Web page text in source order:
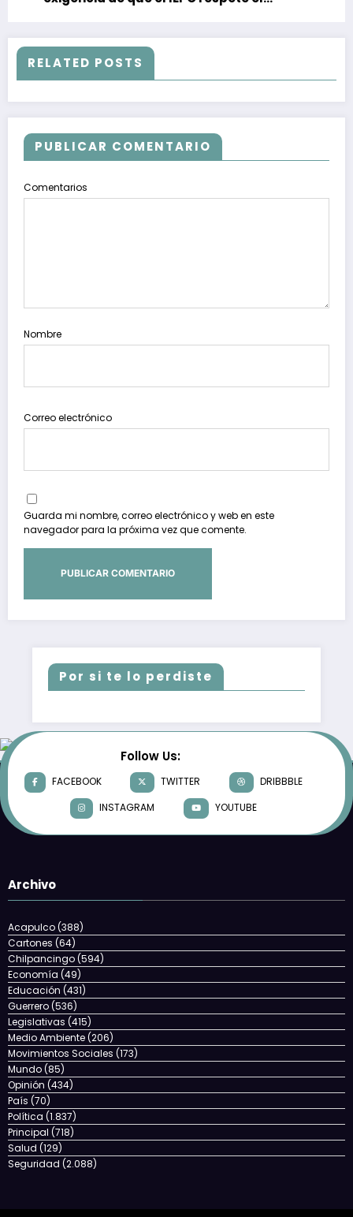
RELATED POSTS
PUBLICAR COMENTARIO
Comentarios
Nombre
Correo electrónico
Guarda mi nombre, correo electrónico y web en este
navegador para la próxima vez que comente.
Por si te lo perdiste
Follow Us:
FACEBOOK TWITTER
DRIBBBLE
INSTAGRAM
YOUTUBE
Archivo
Acapulco(388)
Cartones (64)
Chilpancingo(594)
Economía (49)
Educación (431)
Guerrero(536)
Legislativas (415)
Medio Ambiente(206)
Movimientos Sociales (173)
Mundo(85)
Opinión (434)
País (70)
Política (1.837)
Principal (718)
Salud (129)
Seguridad (2.088)